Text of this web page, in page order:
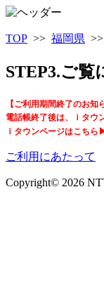
TOP >> 福岡県
STEP3.ご
【ご利用期間終了のお
電話帳終了後は、ｉタウ
ｉタウンページはこちら
ご利用にあたって
Copyright© 2026